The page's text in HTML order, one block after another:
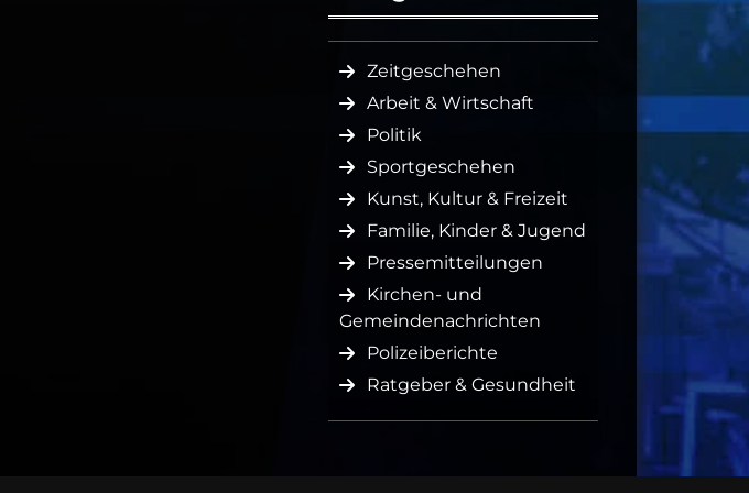
Zeitgeschehen
Arbeit & Wirtschaft
Politik
Sportgeschehen
Kunst, Kultur & Freizeit
Familie, Kinder & Jugend
Pressemitteilungen
Kirchen- und
Gemeindenachrichten
Polizeiberichte
Ratgeber & Gesundheit